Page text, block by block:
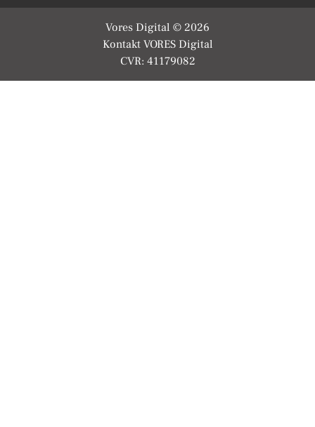
Vores Digital © 2026
Kontakt VORES Digital
CVR: 41179082